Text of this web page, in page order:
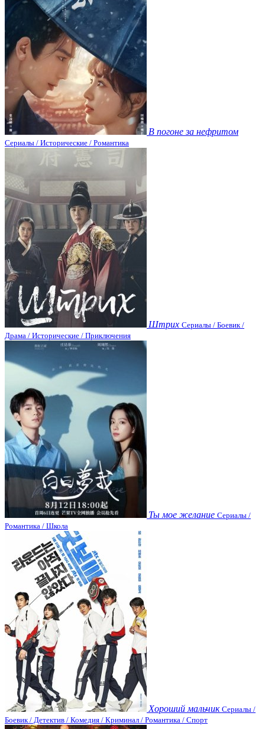
В погоне за нефритом
Сериалы / Исторические / Романтика
Штрих Сериалы / Боевик /
Драма / Исторические / Приключения
Ты мое желание Сериалы /
Романтика / Школа
Хороший мальчик Сериалы /
Боевик / Детектив / Комедия / Криминал / Романтика / Спорт